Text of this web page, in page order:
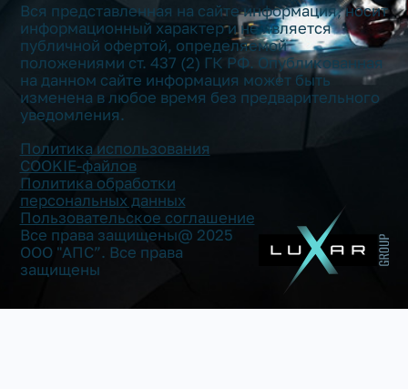
Вся представленная на сайте информация, носит
информационный характер и не является
публичной офертой, определяемой
положениями ст. 437 (2) ГК РФ. Опубликованная
на данном сайте информация может быть
изменена в любое время без предварительного
уведомления.
Политика использования
COOKIE-файлов
Политика обработки
персональных данных
Пользовательское соглашение
Все права защищены@ 2025
ООО "АПС”. Все права
защищены